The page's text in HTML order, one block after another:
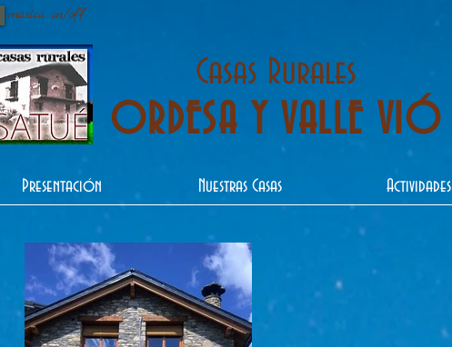
música on/off
Casas Rurales
ORDESA Y VALLE VIÓ
Presentación Nuestras Casas Actividades